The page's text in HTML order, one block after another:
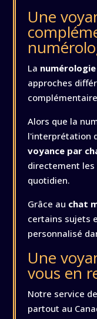
Une
La numérologie
approches
Alors que la
l'interprétation
voyance par
directement les
quotidien.
Grâce au chat
certains sujets
personnalisé
Une
vous en
Notre service
partout au